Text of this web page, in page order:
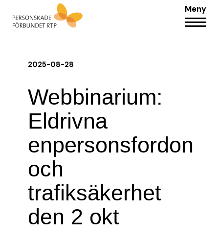
Meny
2025-08-28
Webbinarium:
Eldrivna
enpersonsfordon
och
trafiksäkerhet
den 2 okt